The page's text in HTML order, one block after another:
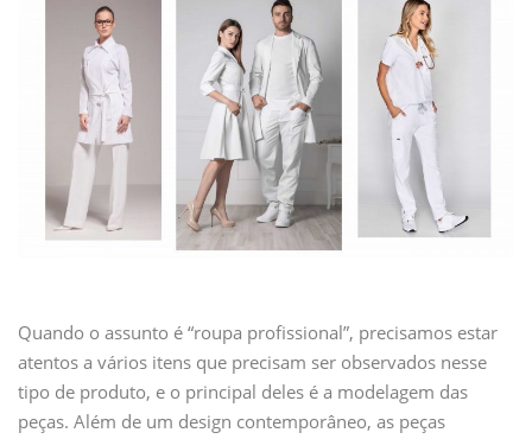
Quando o assunto é “roupa profissional”, precisamos estar
atentos a vários itens que precisam ser observados nesse
tipo de produto, e o principal deles é a modelagem das
peças. Além de um design contemporâneo, as peças